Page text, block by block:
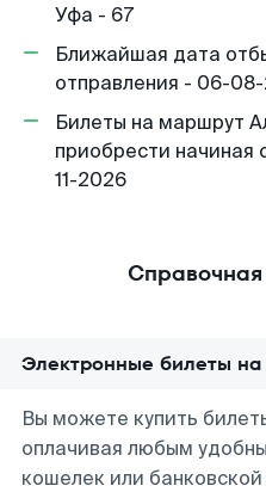
Уфа - 67
Ближайшая дата
отправления - 06-
Билеты на маршрут
приобрести
11-2026
Электронные билеты на
Вы можете купить
оплачивая любым
кошелек или